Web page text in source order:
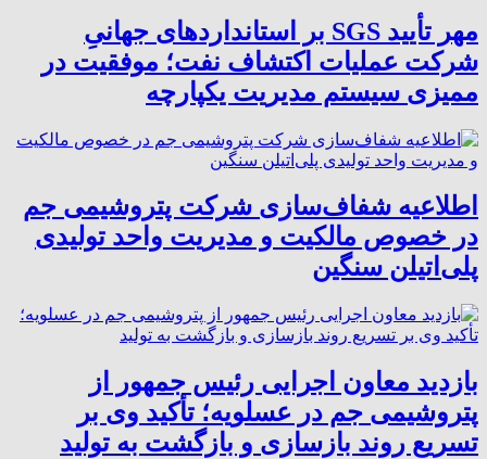
مهر تأیید SGS بر استانداردهای جهانیِ
شرکت عملیات اکتشاف نفت؛ موفقیت در
ممیزی سیستم مدیریت یکپارچه
اطلاعیه شفاف‌سازی شرکت پتروشیمی جم
در خصوص مالکیت و مدیریت واحد تولیدی
پلی‌اتیلن سنگین
بازدید معاون اجرایی رئیس جمهور از
پتروشیمی جم در عسلویه؛ تأکید وی بر
تسریع روند بازسازی و بازگشت به تولید